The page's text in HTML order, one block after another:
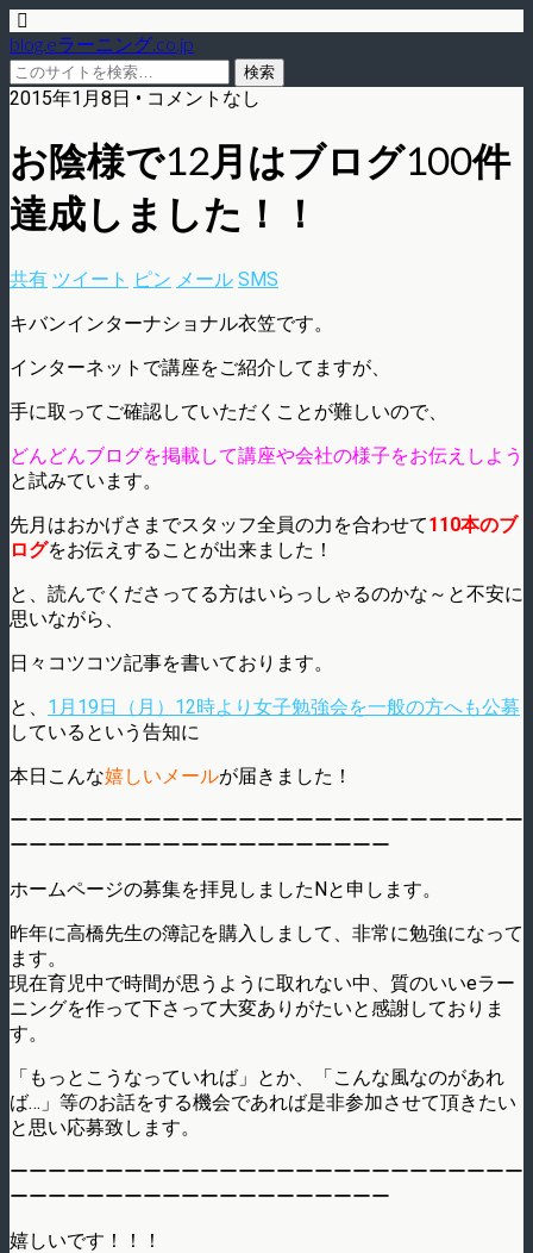
blog.eラーニング.co.jp
2015年1月8日 • コメントなし
お陰様で12月はブログ100件
達成しました！！
共有 ツイート ピン メール SMS
キバンインターナショナル衣笠です。
インターネットで講座をご紹介してますが、
手に取ってご確認していただくことが難しいので、
どんどんブログを掲載して講座や会社の様子をお伝えしよう
と試みています。
先月はおかげさまでスタッフ全員の力を合わせて110本のブ
ログをお伝えすることが出来ました！
と、読んでくださってる方はいらっしゃるのかな～と不安に
思いながら、
日々コツコツ記事を書いております。
と、 1月19日（月）12時より女子勉強会を一般の方へも公募
しているという告知に
本日こんな嬉しいメールが届きました！
ーーーーーーーーーーーーーーーーーーーーーーーーーーー
ーーーーーーーーーーーーーーーーーーーー
ホームページの募集を拝見しましたNと申します。
昨年に高橋先生の簿記を購入しまして、非常に勉強になって
ます。
現在育児中で時間が思うように取れない中、 質のいいeラー
ニングを作って下さって大変ありがたいと感謝しておりま
す。
「もっとこうなっていれば」とか、「こんな風なのがあれ
ば…」 等のお話をする機会であれば是非参加させて頂きたい
と思い応募致します。
ーーーーーーーーーーーーーーーーーーーーーーーーーーー
ーーーーーーーーーーーーーーーーーーーー
嬉しいです！！！